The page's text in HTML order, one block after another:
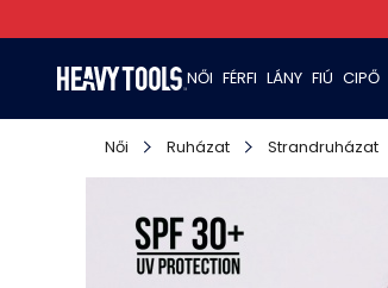
NŐI FÉRFI LÁNY FIÚ CIPŐ
Női Ruházat Strandruházat